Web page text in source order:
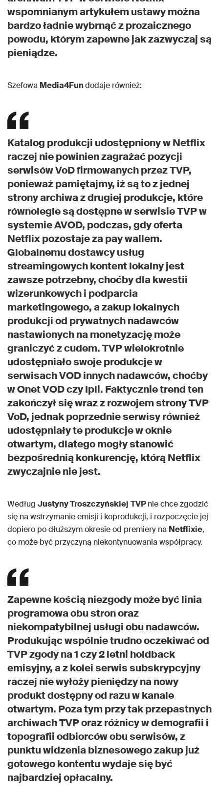
wspomnianym artykułem ustawy można
bardzo ładnie wybrnąć z prozaicznego
powodu, którym zapewne jak zazwyczaj są
pieniądze.
Szefowa Media4Fundodaje również:
Katalog produkcji udostępniony w Netflix
raczej nie powinien zagrażać pozycji
serwisów VoD firmowanych przez TVP,
ponieważ pamiętajmy, iż są to z jednej
strony archiwa z drugiej produkcje, które
równolegle są dostępne w serwisie TVP w
systemie AVOD, podczas, gdy oferta
Netflix pozostaje za pay wallem.
Globalnemu dostawcy usług
streamingowych kontent lokalny jest
zawsze potrzebny, choćby dla kwestii
wizerunkowych i podparcia
marketingowego, a zakup lokalnych
produkcji od prywatnych nadawców
nastawionych na monetyzację może
graniczyć z cudem. TVP wielokrotnie
udostępniało swoje produkcje w
serwisach VOD innych nadawców, choćby
w Onet VOD czy Ipli. Faktycznie trend ten
zakończył się wraz z rozwojem strony TVP
VoD, jednak poprzednie serwisy również
udostępniały te produkcje w oknie
otwartym, dlatego mogły stanowić
bezpośrednią konkurencję, którą Netflix
zwyczajnie nie jest.
Według Justyny Troszczyńskiej TVPnie chce zgodzić
się na wstrzymanie emisji i koprodukcji, i rozpoczęcie jej
dopiero po dłuższym okresie od premiery na Netflixie,
co może być przyczyną niekontynuowania współpracy.
Zapewne kością niezgody może być linia
programowa obu stron oraz
niekompatybilnej usługi obu nadawców.
Produkując wspólnie trudno oczekiwać od
TVP zgody na 1 czy 2 letni holdback
emisyjny, a z kolei serwis subskrypcyjny
raczej nie wyłoży pieniędzy na nowy
produkt dostępny od razu w kanale
otwartym. Poza tym przy tak przepastnych
archiwach TVP oraz różnicy w demografii i
topografii odbiorców obu serwisów, z
punktu widzenia biznesowego zakup już
gotowego kontentu wydaje się być
najbardziej opłacalny.